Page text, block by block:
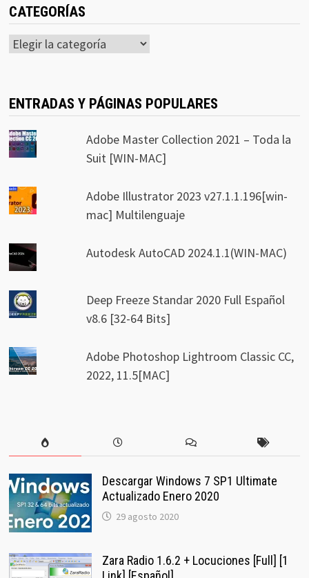
CATEGORÍAS
Categorías
ENTRADAS Y PÁGINAS POPULARES
Adobe Master Collection 2021 – Toda la
Suit [WIN-MAC]
Adobe Illustrator 2023 v27.1.1.196[win-
mac] Multilenguaje
Autodesk AutoCAD 2024.1.1(WIN-MAC)
Deep Freeze Standar 2020 Full Español
v8.6 [32-64 Bits]
Adobe Photoshop Lightroom Classic CC,
2022, 11.5[MAC]
Descargar Windows 7 SP1 Ultimate
Actualizado Enero 2020
29 agosto 2020
Zara Radio 1.6.2 + Locuciones [Full] [1